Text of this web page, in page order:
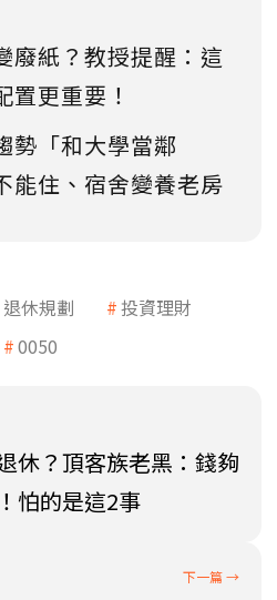
廢紙？教授提醒：這
置更重要！
勢「和大學當鄰
能住、宿舍變養老房
退休規劃
投資理財
0050
休？頂客族老黑：錢夠
怕的是這2事